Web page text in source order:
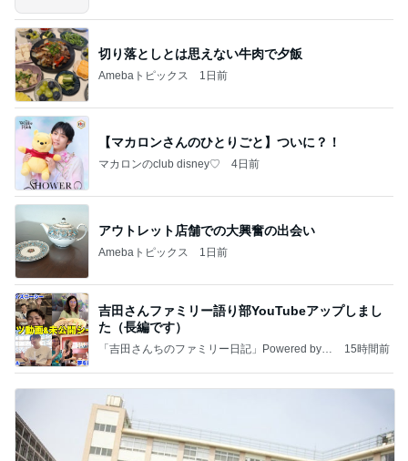
切り落としとは思えない牛肉で夕飯
Amebaトピックス 1日前
【マカロンさんのひとりごと】ついに？！
マカロンのclub disney♡ 4日前
アウトレット店舗での大興奮の出会い
Amebaトピックス 1日前
吉田さんファミリー語り部YouTubeアップしまし
た（長編です）
「吉田さんちのファミリー日記」Powered by A
15時間前